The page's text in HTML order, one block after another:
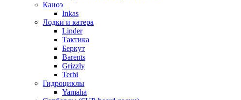
Каноэ
Inkas
Лодки и катера
Linder
Тактика
Беркут
Barents
Grizzly
Terhi
Гидроциклы
Yamaha